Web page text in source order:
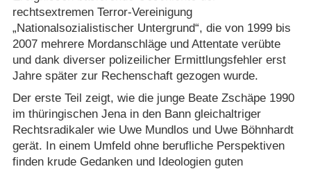
rechtsextremen Terror-Vereinigung
„Nationalsozialistischer Untergrund“, die von 1999 bis
2007 mehrere Mordanschläge und Attentate verübte
und dank diverser polizeilicher Ermittlungsfehler erst
Jahre später zur Rechenschaft gezogen wurde.
Der erste Teil zeigt, wie die junge Beate Zschäpe 1990
im thüringischen Jena in den Bann gleichaltriger
Rechtsradikaler wie Uwe Mundlos und Uwe Böhnhardt
gerät. In einem Umfeld ohne berufliche Perspektiven
finden krude Gedanken und Ideologien guten